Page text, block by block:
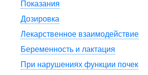
Показания
Дозировка
Лекарственное взаимодействие
Беременность и лактация
При нарушениях функции почек